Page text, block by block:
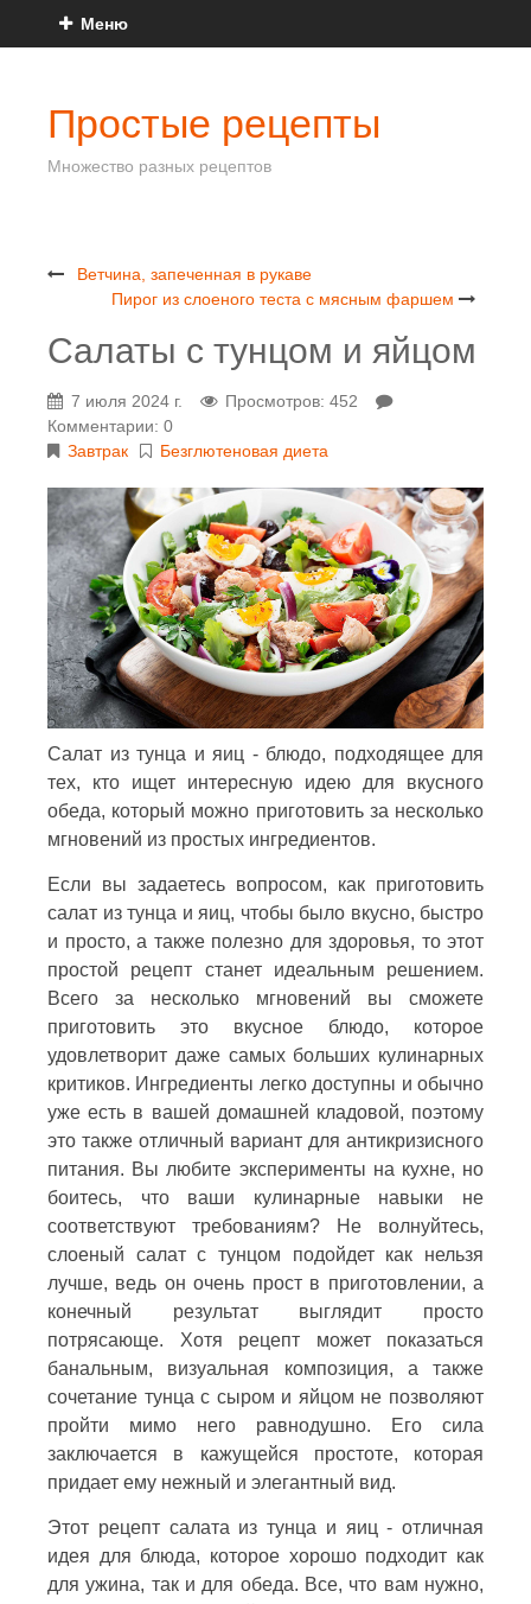
Меню
Простые рецепты
Множество разных рецептов
Ветчина, запеченная в рукаве
Пирог из слоеного теста с мясным фаршем
Салаты с тунцом и яйцом
7 июля 2024 г.
Просмотров: 452
Комментарии: 0
Завтрак
Безглютеновая диета
Салат из тунца и яиц - блюдо, подходящее для
тех, кто ищет интересную идею для вкусного
обеда, который можно приготовить за несколько
мгновений из простых ингредиентов.
Если вы задаетесь вопросом, как приготовить
салат из тунца и яиц, чтобы было вкусно, быстро
и просто, а также полезно для здоровья, то этот
простой рецепт станет идеальным решением.
Всего за несколько мгновений вы сможете
приготовить это вкусное блюдо, которое
удовлетворит даже самых больших кулинарных
критиков. Ингредиенты легко доступны и обычно
уже есть в вашей домашней кладовой, поэтому
это также отличный вариант для антикризисного
питания. Вы любите эксперименты на кухне, но
боитесь, что ваши кулинарные навыки не
соответствуют требованиям? Не волнуйтесь,
слоеный салат с тунцом подойдет как нельзя
лучше, ведь он очень прост в приготовлении, а
конечный результат выглядит просто
потрясающе. Хотя рецепт может показаться
банальным, визуальная композиция, а также
сочетание тунца с сыром и яйцом не позволяют
пройти мимо него равнодушно. Его сила
заключается в кажущейся простоте, которая
придает ему нежный и элегантный вид.
Этот рецепт салата из тунца и яиц - отличная
идея для блюда, которое хорошо подходит как
для ужина, так и для обеда. Все, что вам нужно,